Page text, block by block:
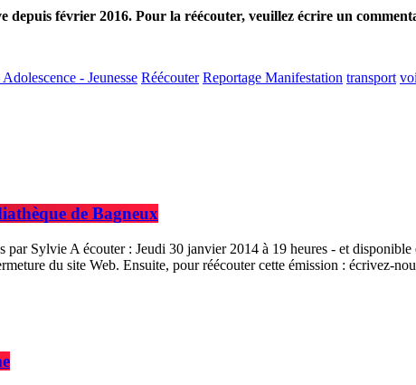
depuis février 2016. Pour la réécouter, veuillez écrire un
- Jeunesse Réécouter Reportage Manifestation transport
de Bagneux
par Sylvie A écouter : Jeudi 30 janvier 2014 à 19 heures - et
du site Web. Ensuite, pour réécouter cette émission : écrivez-